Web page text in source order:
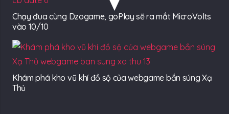
Chạy đua cùng Dzogame, goPlay sẽ ra mắt MicroVolts
vào 10/10
Khám phá kho vũ khí đồ sộ của webgame bắn súng Xạ
Thủ